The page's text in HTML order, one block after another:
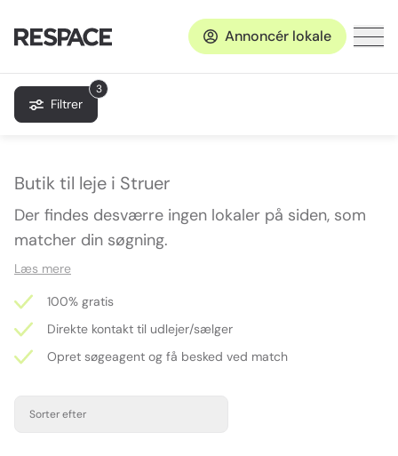
Annoncér lokale
3
Filtrer
Butik til leje i Struer
Der findes desværre ingen lokaler på siden, som
matcher din søgning.
Læs mere
100% gratis
Direkte kontakt til udlejer/sælger
Opret søgeagent og få besked ved match
Sorter efter